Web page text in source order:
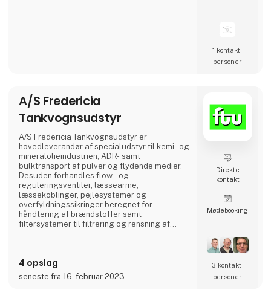
1 kontakt­
personer
A/S Fredericia
Tankvognsudstyr
A/S Fredericia Tankvognsudstyr er
hovedleverandør af specialudstyr til kemi- og
mineralolieindustrien, ADR- samt
bulktransport af pulver og flydende medier.
Desuden forhandles flow,- og
reguleringsventiler, læssearme,
læssekoblinger, pejlesystemer og
overfyldningssikringer beregnet for
håndtering af brændstoffer samt
filtersystemer til filtrering og rensning af
anvendelse for Søværnets skibe til
betankning af helikoptere om bord på skibe,
Forsvarets Redningshelikoptere og til mindre
4 opslag
seneste fra 16. februar 2023
Direkte
kontakt
Møde­booking
3 kontakt­
personer